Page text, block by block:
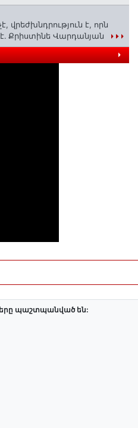
վրեժխնդրություն է, որն
Քրիստինե Վարդանյան
պաշտպանված են: